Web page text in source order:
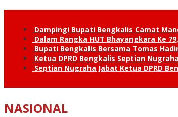
Dampingi Bupati Bengkalis Camat
Dalam Rangka HUT Bhayangkara Ke
Bupati Bengkalis Bersama Tomas
Ketua DPRD Bengkalis Septian
Septian Nugraha Jabat Ketua DPRD
NASIONAL